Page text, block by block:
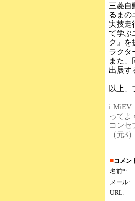
三菱自
るまの
実技走
て学ぶ
ク』を
ラクタ
また
出展す
以上、
i MiEV
ってよ
コンセ
（元3）